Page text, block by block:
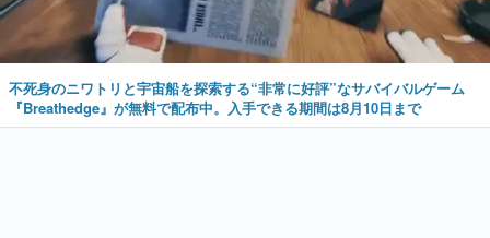
不死身のニワトリと宇宙船を探索する“非常に好評”なサバイバルゲーム
『Breathedge』が無料で配布中。入手できる期間は8月10日まで